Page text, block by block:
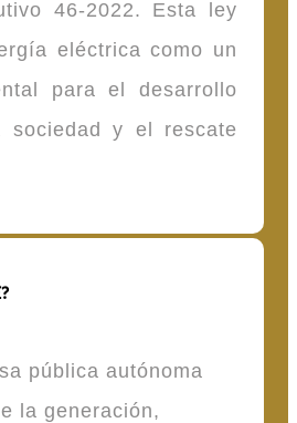
46-2022. Esta ley
eléctrica como un
para el desarrollo
sociedad y el rescate
pública autónoma
la generación,